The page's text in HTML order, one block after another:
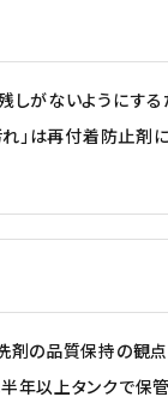
がないようにす
れ」は再付着防止
の品質保持の観
以上タンクで保